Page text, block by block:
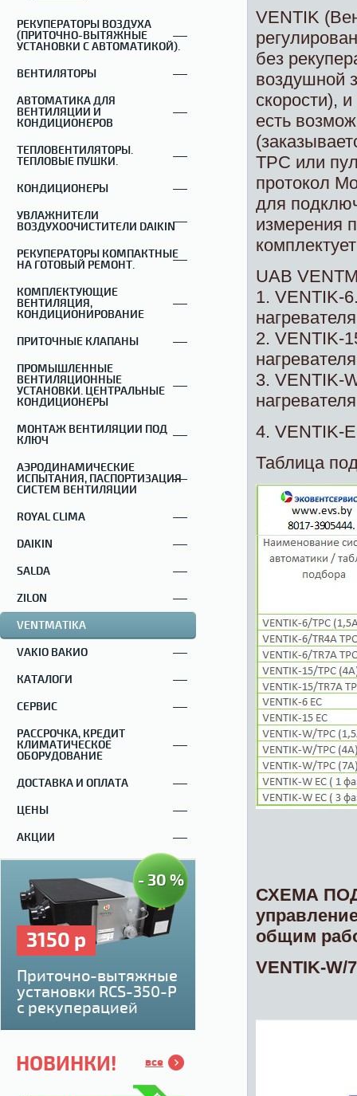
VENTIK
без
воздушной
скорости),
есть
TPC или
протокол
для
измерения
UAB
1. VENTIK-
2. VENTIK-
3. VENTIK-
4. VENTIK-
Таблица
СХЕМА
общим
VENTIK-W/
РЕКУПЕРАТОРЫ ВОЗДУХА
(ПРИТОЧНО-ВЫТЯЖНЫЕ
УСТАНОВКИ С АВТОМАТИКОЙ).
ВЕНТИЛЯТОРЫ
АВТОМАТИКА ДЛЯ
ВЕНТИЛЯЦИИ И
КОНДИЦИОНЕРОВ
ТЕПЛОВЕНТИЛЯТОРЫ.
ТЕПЛОВЫЕ ПУШКИ.
КОНДИЦИОНЕРЫ
УВЛАЖНИТЕЛИ
ВОЗДУХООЧИСТИТЕЛИ DAIKIN
РЕКУПЕРАТОРЫ КОМПАКТНЫЕ
НА ГОТОВЫЙ РЕМОНТ.
КОМПЛЕКТУЮЩИЕ
ВЕНТИЛЯЦИЯ,
КОНДИЦИОНИРОВАНИЕ
ПРИТОЧНЫЕ КЛАПАНЫ
ПРОМЫШЛЕННЫЕ
ВЕНТИЛЯЦИОННЫЕ
УСТАНОВКИ. ЦЕНТРАЛЬНЫЕ
КОНДИЦИОНЕРЫ
МОНТАЖ ВЕНТИЛЯЦИИ ПОД
КЛЮЧ
АЭРОДИНАМИЧЕСКИЕ
ИСПЫТАНИЯ, ПАСПОРТИЗАЦИЯ
СИСТЕМ ВЕНТИЛЯЦИИ
ROYAL CLIMA
DAIKIN
SALDA
ZILON
VENTMATIKA
VAKIO ВАКИО
КАТАЛОГИ
СЕРВИС
РАССРОЧКА, КРЕДИТ
КЛИМАТИЧЕСКОЕ
ОБОРУДОВАНИЕ
ДОСТАВКА И ОПЛАТА
ЦЕНЫ
АКЦИИ
3150 р
- 30 %
Приточно-вытяжные
установки RCS-350-P
с рекуперацией
НОВИНКИ! все